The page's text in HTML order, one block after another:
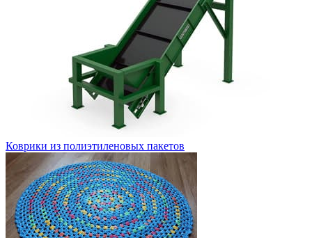
Коврики из полиэтиленовых пакетов